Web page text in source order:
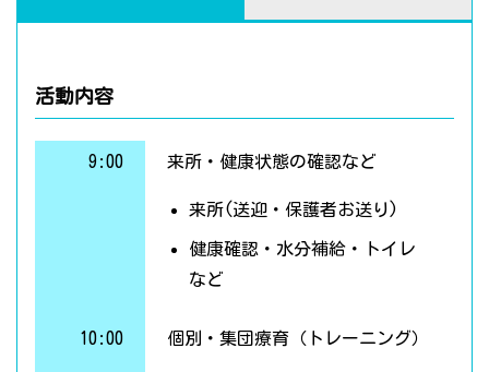
活動内容
9:00 来所・健康状態の確認など
来所(送迎・保護者お送り)
健康確認・水分補給・トイレ
など
10:00 個別・集団療育（トレーニング）